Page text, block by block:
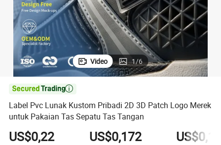
Video 1/6

Label Pvc Lunak Kustom Pribadi 2D 3D Patch Logo Merek
untuk Pakaian Tas Sepatu Tas Tangan
US$0,22 US$0,172